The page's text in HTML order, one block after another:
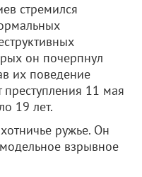
стремился
он почерпнул
их поведение
11 мая
19 лет.
ружье. Он
взрывное